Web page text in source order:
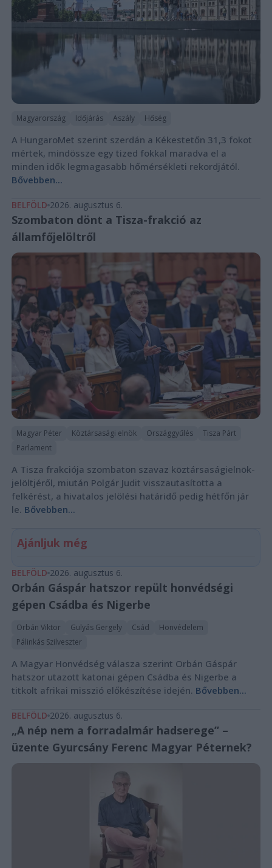
Magyarország Időjárás Aszály Hőség
A HungaroMet szerint szerdán a Kékestetőn 31,3 fokot
mértek, mindössze egy tized fokkal maradva el a
minden idők legmagasabb hőmérsékleti rekordjától.
Bővebben...
BELFÖLD 2026. augusztus 6.
Szombaton dönt a Tisza-frakció az
államfőjelöltről
Magyar Péter Köztársasági elnök Országgyűlés
Tisza Párt
Parlament
A Tisza frakciója szombaton szavaz köztársaságielnök-
jelöltjéről, miután Polgár Judit visszautasította a
felkérést, a hivatalos jelölési határidő pedig hétfőn jár
le. Bővebben...
Ajánljuk még
BELFÖLD 2026. augusztus 6.
Orbán Gáspár hatszor repült honvédségi
gépen Csádba és Nigerbe
Orbán Viktor Gulyás Gergely Csád
Honvédelem
Pálinkás Szilveszter
A Magyar Honvédség válasza szerint Orbán Gáspár
hatszor utazott katonai gépen Csádba és Nigerbe a
titkolt afrikai misszió előkészítése idején. Bővebben...
BELFÖLD 2026. augusztus 6.
„A nép nem a forradalmár hadserege” –
üzente Gyurcsány Ferenc Magyar Péternek?